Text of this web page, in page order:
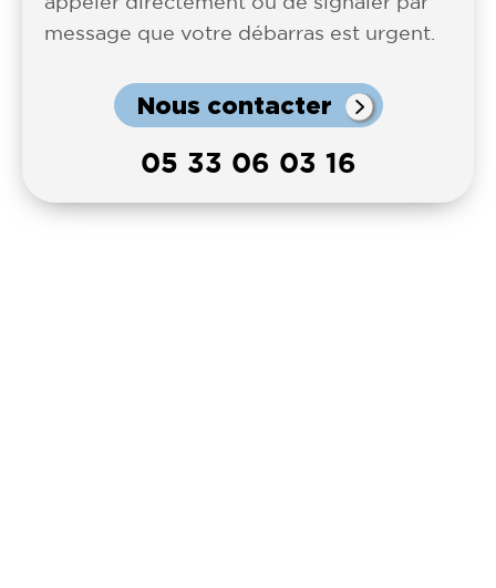
message que votre débarras est urgent.
Nous contacter
05 33 06 03 16